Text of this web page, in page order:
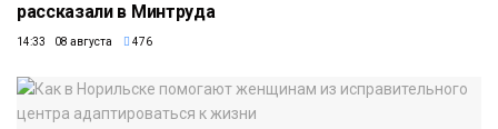
рассказали в Минтруда
14:33 08 августа 476